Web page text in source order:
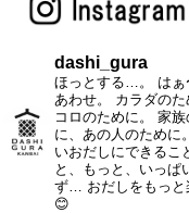
dashi_gura
ほっとする…。
はぁ
あわせ。
カラダのた
コロのために。
家族
に、あの人のために。
いおだしにできるこ
と、もっと、いっぱ
ず…
おだしをもっと
😊